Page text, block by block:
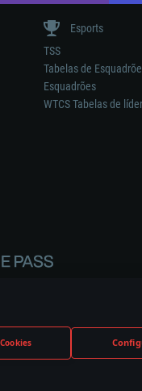
Esports
TSS
Tabelas de
Esquadrões
WTCS Tabelas de